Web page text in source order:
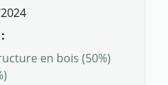
en bois (50%)